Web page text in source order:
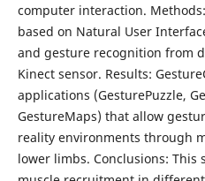
computer interaction.
based on Natural User
and gesture recognition from
Kinect sensor. Results:
applications (GesturePuzzle,
GestureMaps) that allow
reality environments through
lower limbs. Conclusions: This